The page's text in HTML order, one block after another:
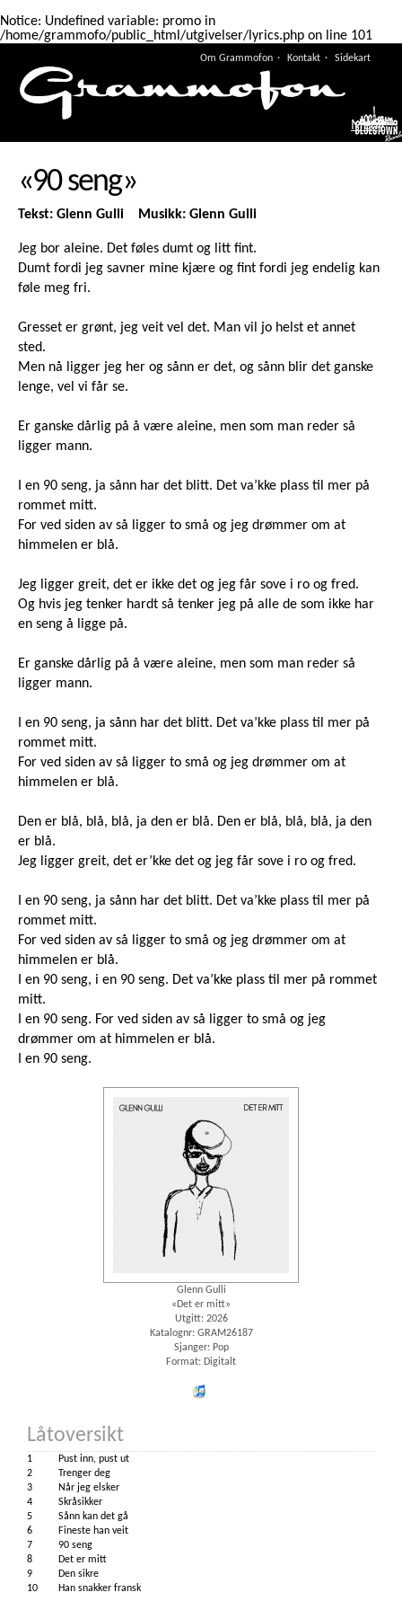
Notice: Undefined variable: promo in
/home/grammofo/public_html/utgivelser/lyrics.php on line 101
Om Grammofon Kontakt Sidekart
Meny
«90 seng»
Tekst: Glenn Gulli Musikk: Glenn Gulli
Jeg bor aleine. Det føles dumt og litt fint.
Dumt fordi jeg savner mine kjære og fint fordi jeg endelig kan
føle meg fri.
Gresset er grønt, jeg veit vel det. Man vil jo helst et annet
sted.
Men nå ligger jeg her og sånn er det, og sånn blir det ganske
lenge, vel vi får se.
Er ganske dårlig på å være aleine, men som man reder så
ligger mann.
I en 90 seng, ja sånn har det blitt. Det va’kke plass til mer på
rommet mitt.
For ved siden av så ligger to små og jeg drømmer om at
himmelen er blå.
Jeg ligger greit, det er ikke det og jeg får sove i ro og fred.
Og hvis jeg tenker hardt så tenker jeg på alle de som ikke har
en seng å ligge på.
Er ganske dårlig på å være aleine, men som man reder så
ligger mann.
I en 90 seng, ja sånn har det blitt. Det va’kke plass til mer på
rommet mitt.
For ved siden av så ligger to små og jeg drømmer om at
himmelen er blå.
Den er blå, blå, blå, ja den er blå. Den er blå, blå, blå, ja den
er blå.
Jeg ligger greit, det er’kke det og jeg får sove i ro og fred.
I en 90 seng, ja sånn har det blitt. Det va’kke plass til mer på
rommet mitt.
For ved siden av så ligger to små og jeg drømmer om at
himmelen er blå.
I en 90 seng, i en 90 seng. Det va’kke plass til mer på rommet
mitt.
I en 90 seng. For ved siden av så ligger to små og jeg
drømmer om at himmelen er blå.
I en 90 seng.
Glenn Gulli
«Det er mitt»
Utgitt: 2026
Katalognr: GRAM26187
Sjanger: Pop
Format: Digitalt
Låtoversikt
1
Pust inn, pust ut
2
Trenger deg
3
Når jeg elsker
4
Skråsikker
5
Sånn kan det gå
6
Fineste han veit
7
90 seng
8
Det er mitt
9
Den sikre
10
Han snakker fransk